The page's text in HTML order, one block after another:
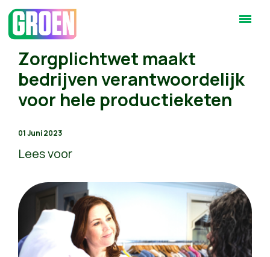
Zorgplichtwet maakt
bedrijven verantwoordelijk
voor hele productieketen
01 Juni 2023
Lees voor